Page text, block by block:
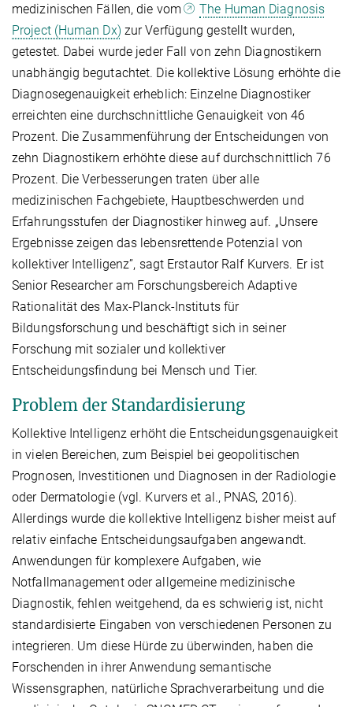
medizinischen Fällen, die vom
The Human Diagnosis
Project (Human Dx) zur Verfügung gestellt wurden,
getestet. Dabei wurde jeder Fall von zehn Diagnostikern
unabhängig begutachtet. Die kollektive Lösung erhöhte die
Diagnosegenauigkeit erheblich: Einzelne Diagnostiker
erreichten eine durchschnittliche Genauigkeit von 46
Prozent. Die Zusammenführung der Entscheidungen von
zehn Diagnostikern erhöhte diese auf durchschnittlich 76
Prozent. Die Verbesserungen traten über alle
medizinischen Fachgebiete, Hauptbeschwerden und
Erfahrungsstufen der Diagnostiker hinweg auf. „Unsere
Ergebnisse zeigen das lebensrettende Potenzial von
kollektiver Intelligenz”, sagt Erstautor Ralf Kurvers. Er ist
Senior Researcher am Forschungsbereich Adaptive
Rationalität des Max-Planck-Instituts für
Bildungsforschung und beschäftigt sich in seiner
Forschung mit sozialer und kollektiver
Entscheidungsfindung bei Mensch und Tier.
Problem der Standardisierung
Kollektive Intelligenz erhöht die Entscheidungsgenauigkeit
in vielen Bereichen, zum Beispiel bei geopolitischen
Prognosen, Investitionen und Diagnosen in der Radiologie
oder Dermatologie (vgl. Kurvers et al., PNAS, 2016).
Allerdings wurde die kollektive Intelligenz bisher meist auf
relativ einfache Entscheidungsaufgaben angewandt.
Anwendungen für komplexere Aufgaben, wie
Notfallmanagement oder allgemeine medizinische
Diagnostik, fehlen weitgehend, da es schwierig ist, nicht
standardisierte Eingaben von verschiedenen Personen zu
integrieren. Um diese Hürde zu überwinden, haben die
Forschenden in ihrer Anwendung semantische
Wissensgraphen, natürliche Sprachverarbeitung und die